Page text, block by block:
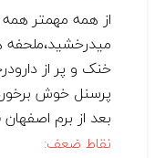
از همه مهمتر
خنک و پر از
پرسنل خوش
بعد از برم
نقاط ضعف: